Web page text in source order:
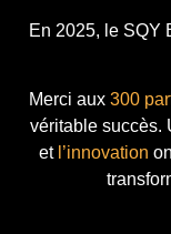
En 2025, le SQY
Merci aux 300
véritable succès.
et l’innovation